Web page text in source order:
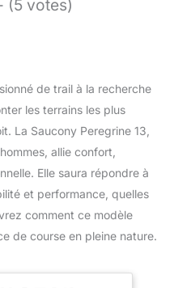
(5 votes)
de trail à la recherche
les terrains les plus
La Saucony Peregrine 13,
allie confort,
Elle saura répondre à
et performance, quelles
comment ce modèle
de course en pleine nature.